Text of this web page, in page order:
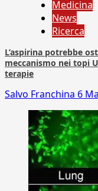
Medicina
News
Ricerca
L’aspirina potrebbe
meccanismo nei topi
terapie
Salvo Franchina 6